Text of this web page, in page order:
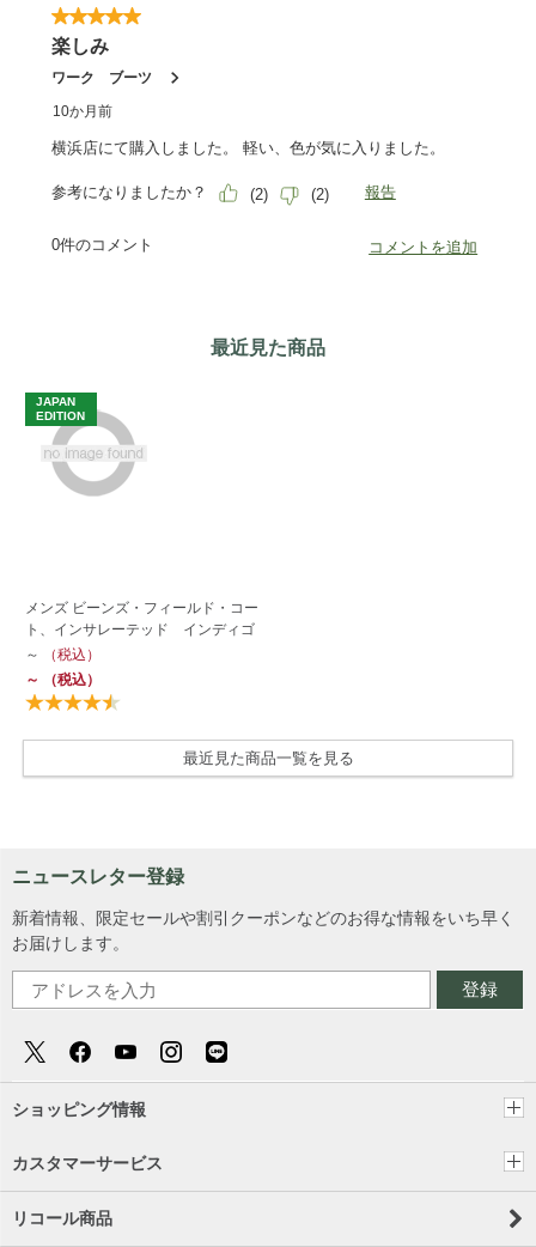
最近見た商品
JAPAN
EDITION
メンズ ビーンズ・フィールド・コー
ト、インサレーテッド インディゴ
～
（税込）
～
（税込）
最近見た商品一覧を見る
ニュースレター登録
新着情報、限定セールや割引クーポンなどのお得な情報をいち早く
お届けします。
登録
ショッピング情報
カスタマーサービス
リコール商品